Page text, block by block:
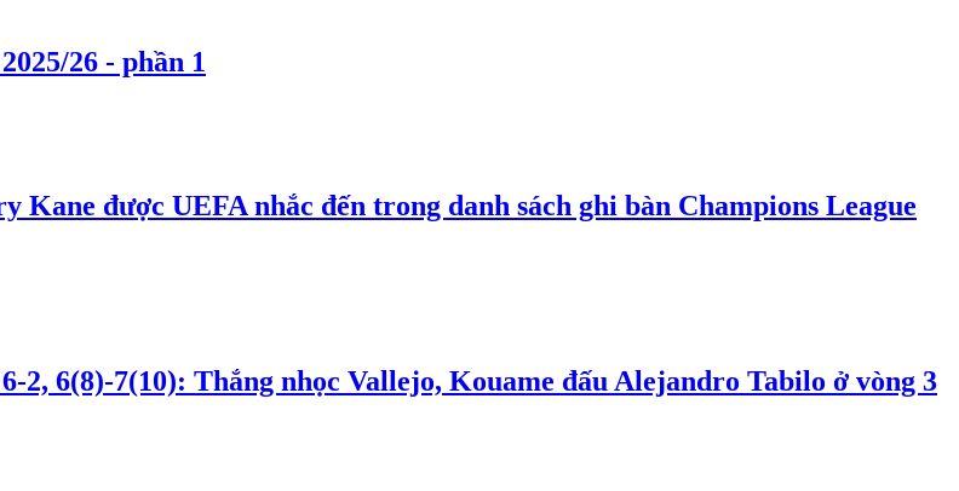
26 - phần 1
được UEFA nhắc đến trong danh sách ghi bàn Champions League
2, 6(8)-7(10): Thắng nhọc Vallejo, Kouame đấu Alejandro Tabilo ở vòng 3